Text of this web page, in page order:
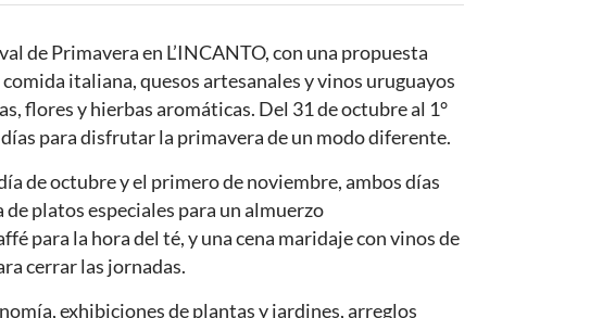
de Primavera en L’INCANTO, con una propuesta
italiana, quesos artesanales y vinos uruguayos
flores y hierbas aromáticas. Del 31 de octubre al 1°
para disfrutar la primavera de un modo diferente.
de octubre y el primero de noviembre, ambos días
platos especiales para un almuerzo
para la hora del té, y una cena maridaje con vinos de
cerrar las jornadas.
exhibiciones de plantas y jardines, arreglos